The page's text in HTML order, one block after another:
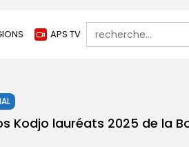
APS TV
Search
for:
Kodjo lauréats 2025 de la